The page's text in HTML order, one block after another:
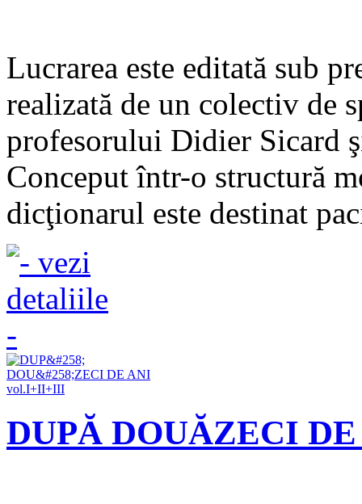
Lucrarea este editată sub
realizată de un colectiv de
profesorului Didier Sicard
Conceput într-o structură
dicţionarul este destinat
DUPĂ DOUĂZECI